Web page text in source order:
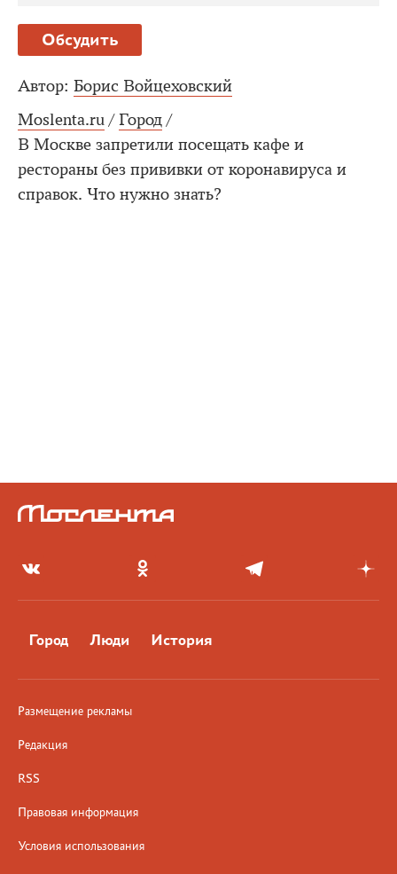
Обсудить
Автор: Борис Войцеховский
Moslenta.ru / Город /
В Москве запретили посещать кафе и
рестораны без прививки от коронавируса и
справок. Что нужно знать?
Город Люди История
Размещение рекламы
Редакция
RSS
Правовая информация
Условия использования